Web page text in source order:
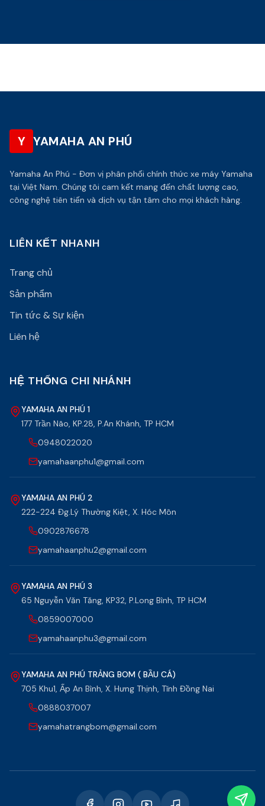
Y YAMAHA AN PHÚ
Yamaha An Phú - Đơn vị phân phối chính thức xe máy Yamaha
tại Việt Nam. Chúng tôi cam kết mang đến chất lượng cao,
công nghệ tiên tiến và dịch vụ tận tâm cho mọi khách hàng.
LIÊN KẾT NHANH
Trang chủ
Sản phẩm
Tin tức & Sự kiện
Liên hệ
HỆ THỐNG CHI NHÁNH
YAMAHA AN PHÚ 1
177 Trần Não, KP.28, P.An Khánh, TP HCM
0948022020
yamahaanphu1@gmail.com
YAMAHA AN PHÚ 2
222-224 Đg.Lý Thường Kiệt, X. Hóc Môn
0902876678
yamahaanphu2@gmail.com
YAMAHA AN PHÚ 3
65 Nguyễn Văn Tăng, KP32, P.Long Bình, TP HCM
0859007000
yamahaanphu3@gmail.com
YAMAHA AN PHÚ TRẢNG BOM ( BẦU CÁ)
705 Khu1, Ấp An Bình, X. Hưng Thịnh, Tĩnh Đồng Nai
0888037007
yamahatrangbom@gmail.com